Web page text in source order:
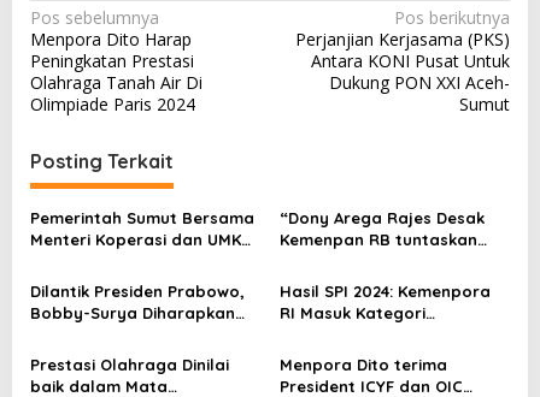
N
a
v
i
g
a
s
i
p
o
s
Pos sebelumnya
Menpora Dito Harap
Peningkatan Prestasi
Olahraga Tanah Air Di
Olimpiade Paris 2024
Pos berikutnya
Perjanjian Kerjasama (PKS)
Antara KONI Pusat Untuk
Dukung PON XXI Aceh-
Sumut
Posting Terkait
Pemerintah Sumut Bersama
Menteri Koperasi dan UMKM
2025
“Dony Arega Rajes Desak
Kemenpan RB tuntaskan
Aceh”
Dilantik Presiden Prabowo,
Bobby-Surya Diharapkan
Hasil SPI 2024: Kemenpora
RI Masuk Kategori
77,4
Prestasi Olahraga Dinilai
baik dalam Mata
Menpora Dito terima
President ICYF dan OIC